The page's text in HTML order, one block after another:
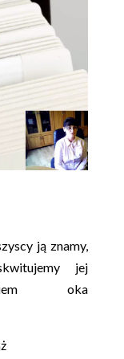
ją znamy,
jej
oka